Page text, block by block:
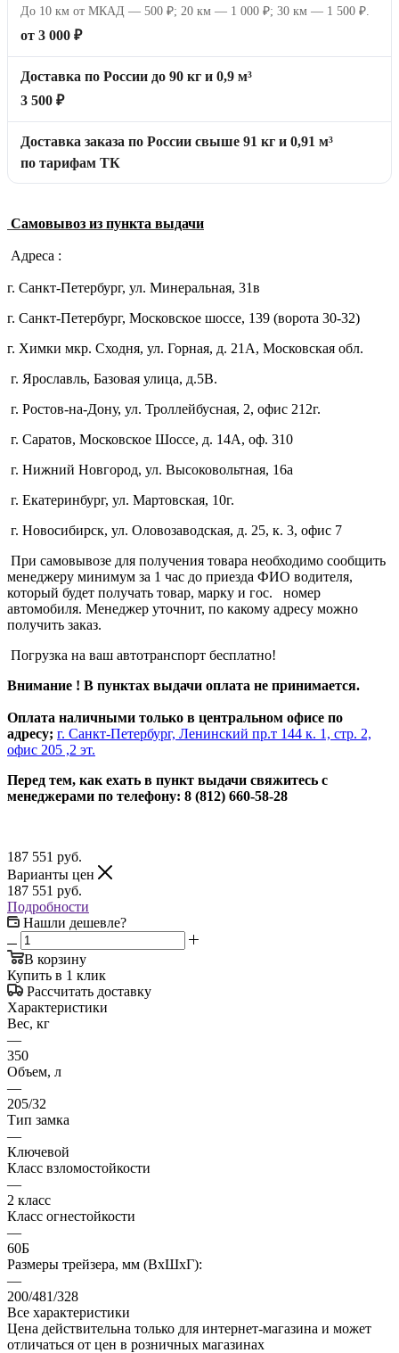
До 10 км от МКАД — 500 ₽; 20 км — 1 000 ₽; 30 км — 1 500 ₽.
от 3 000 ₽
Доставка по России до 90 кг и 0,9 м³
3 500 ₽
Доставка заказа по России свыше 91 кг и 0,91 м³
по тарифам ТК
Самовывоз из пункта выдачи
Адреса :
г. Санкт-Петербург, ул. Минеральная, 31в
г. Санкт-Петербург, Московское шоссе, 139 (ворота 30-32)
г. Химки мкр. Сходня, ул. Горная, д. 21А, Московская обл.
г. Ярославль, Базовая улица, д.5В.
г. Ростов-на-Дону, ул. Троллейбусная, 2, офис 212г.
г. Саратов, Московское Шоссе, д. 14А, оф. 310
г. Нижний Новгород, ул. Высоковольтная, 16а
г. Екатеринбург, ул. Мартовская, 10г.
г. Новосибирск, ул. Оловозаводская, д. 25, к. 3, офис 7
При самовывозе для получения товара необходимо сообщить
менеджеру минимум за 1 час до приезда ФИО водителя,
который будет получать товар, марку и гос. номер
автомобиля. Менеджер уточнит, по какому адресу можно
получить заказ.
Погрузка на ваш автотранспорт бесплатно!
Внимание ! В пунктах выдачи оплата не принимается.
Оплата наличными только в центральном офисе по
адресу; г. Санкт-Петербург, Ленинский пр.т 144 к. 1, стр. 2,
офис 205 ,2 эт.
Перед тем, как ехать в пункт выдачи свяжитесь с
менеджерами по телефону: 8 (812) 660-58-28
187 551 руб.
Варианты цен
187 551 руб.
Подробности
Нашли дешевле?
В корзину
Купить в 1 клик
Рассчитать доставку
Характеристики
Вес, кг
—
350
Объем, л
—
205/32
Тип замка
—
Ключевой
Класс взломостойкости
—
2 класс
Класс огнестойкости
—
60Б
Размеры трейзера, мм (ВхШхГ):
—
200/481/328
Все характеристики
Цена действительна только для интернет-магазина и может
отличаться от цен в розничных магазинах